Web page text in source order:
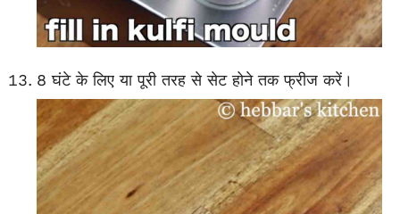
8 घंटे के लिए या पूरी तरह से सेट होने तक फ्रीज करें।